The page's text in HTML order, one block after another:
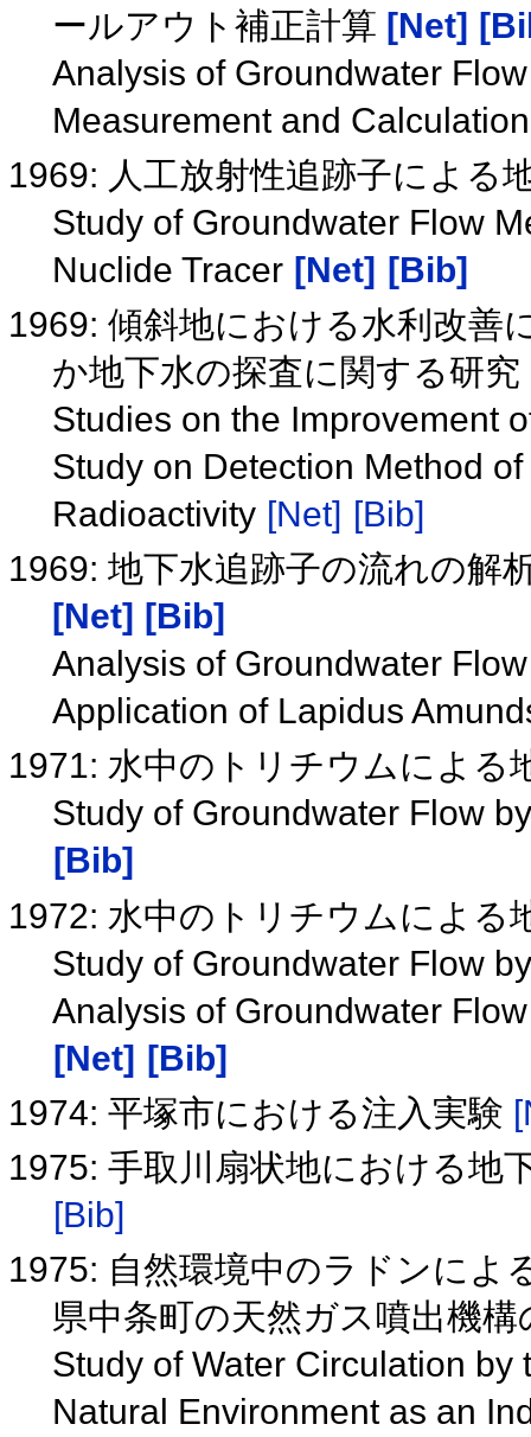
ールアウト補正計算 [Net]
Analysis of Groundwater
Measurement and
1969: 人工放射性追跡子による
Study of Groundwater Flow
Nuclide Tracer [Net]
[Bib]
1969: 傾斜地における水利改善
か地下水の探査に関する研究
Studies on the Improvement
Study on Detection Method
Radioactivity [Net] [Bib]
1969: 地下水追跡子の流れの解
[Net] [Bib]
Analysis of Groundwater
Application of Lapidus
1971: 水中のトリチウムによる
Study of Groundwater Flow
[Bib]
1972: 水中のトリチウムによる
Study of Groundwater Flow
Analysis of Groundwater
[Net] [Bib]
1974: 平塚市における注入実験
1975: 手取川扇状地における地
[Bib]
1975: 自然環境中のラドンによ
県中条町の天然ガス噴出機
Study of Water Circulation
Natural Environment as an